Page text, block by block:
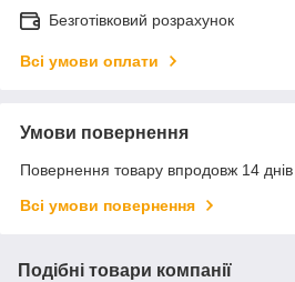
Безготівковий розрахунок
Всі умови оплати
Умови повернення
Повернення товару впродовж 14
Всі умови повернення
Подібні товари компанії